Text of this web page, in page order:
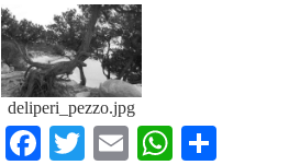
deliperi_pezzo.jpg
Facebook
TwitterEmail